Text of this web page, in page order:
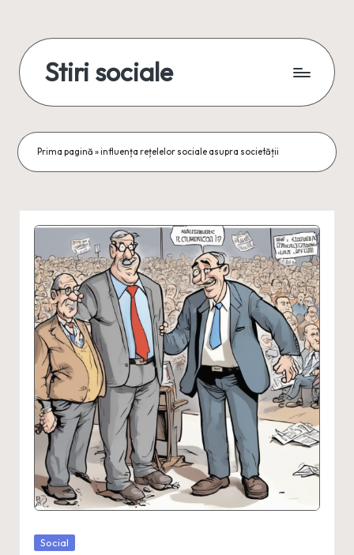
content
Stiri sociale
conexiuni
reale
Prima pagină »influența rețelelor sociale asupra societății
Posted
Social